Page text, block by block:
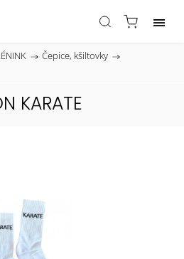
/ Čepice, kšiltovky /
KARATE